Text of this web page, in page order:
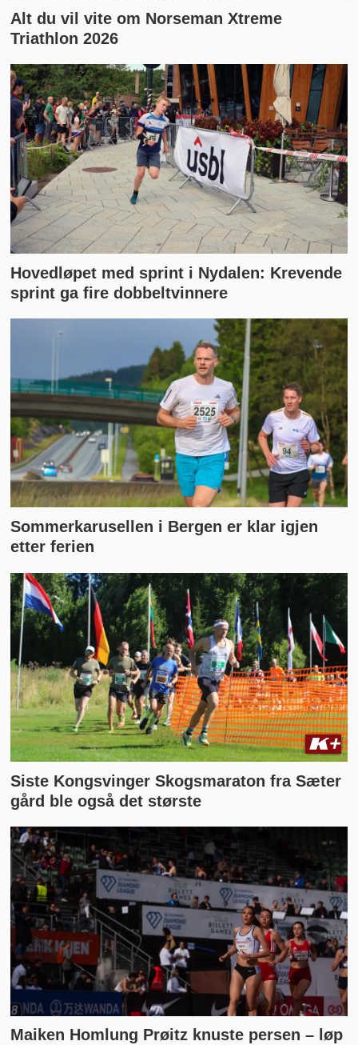
Alt du vil vite om Norseman Xtreme
Triathlon 2026
Hovedløpet med sprint i Nydalen: Krevende
sprint ga fire dobbeltvinnere
Sommerkarusellen i Bergen er klar igjen
etter ferien
Siste Kongsvinger Skogsmaraton fra Sæter
gård ble også det største
Maiken Homlung Prøitz knuste persen – løp